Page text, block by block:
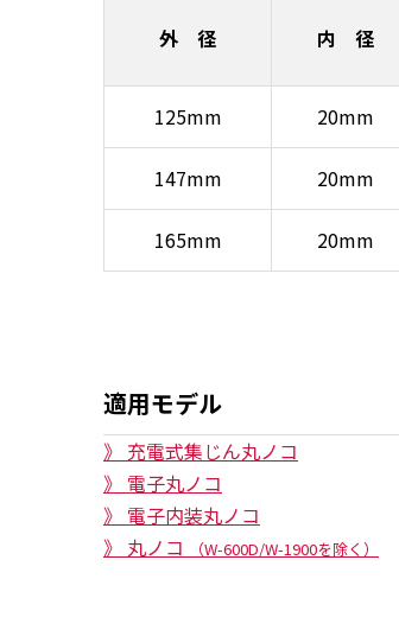
外 径 内 径
125mm 20mm
147mm 20mm
165mm 20mm
適用モデル
》 充電式集じん丸ノコ
》 電子丸ノコ
》 電子内装丸ノコ
》 丸ノコ
（W-600D/W-1900を除く）